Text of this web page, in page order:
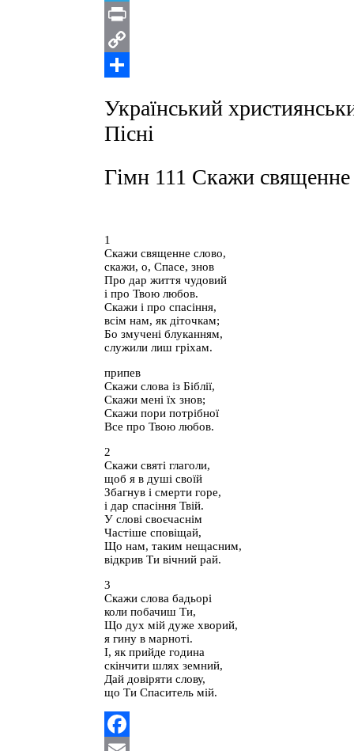
Telegram
Print
Copy
Український
Пісні
Гімн 111 Скажи священне
1
Скажи священне слово,
скажи, о, Спасе, знов
Про дар життя чудовий
і про Твою любов.
Скажи і про спасіння,
всім нам, як діточкам;
Бо змучені блуканням,
служили лиш гріхам.
припев
Скажи слова із Біблії,
Скажи мені їх знов;
Скажи пори потрібної
Все про Твою любов.
2
Скажи святі глаголи,
щоб я в душі своїй
Збагнув і смерти горе,
і дар спасіння Твій.
У слові своєчаснім
Частіше сповіщай,
Що нам, таким нещасним,
відкрив Ти вічний рай.
3
Скажи слова бадьорі
коли побачиш Ти,
Що дух мій дуже хворий,
я гину в марноті.
І, як прийде година
скінчити шлях земний,
Дай довіряти слову,
що Ти Спаситель мій.